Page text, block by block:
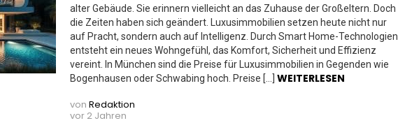
alter Gebäude. Sie erinnern vielleicht an das Zuhause der Großeltern. Doch
die Zeiten haben sich geändert. Luxusimmobilien setzen heute nicht nur
auf Pracht, sondern auch auf Intelligenz. Durch Smart Home-Technologien
entsteht ein neues Wohngefühl, das Komfort, Sicherheit und Effizienz
vereint. In München sind die Preise für Luxusimmobilien in Gegenden wie
Bogenhausen oder Schwabing hoch. Preise […] WEITERLESEN
von Redaktion
vor 2 Jahren